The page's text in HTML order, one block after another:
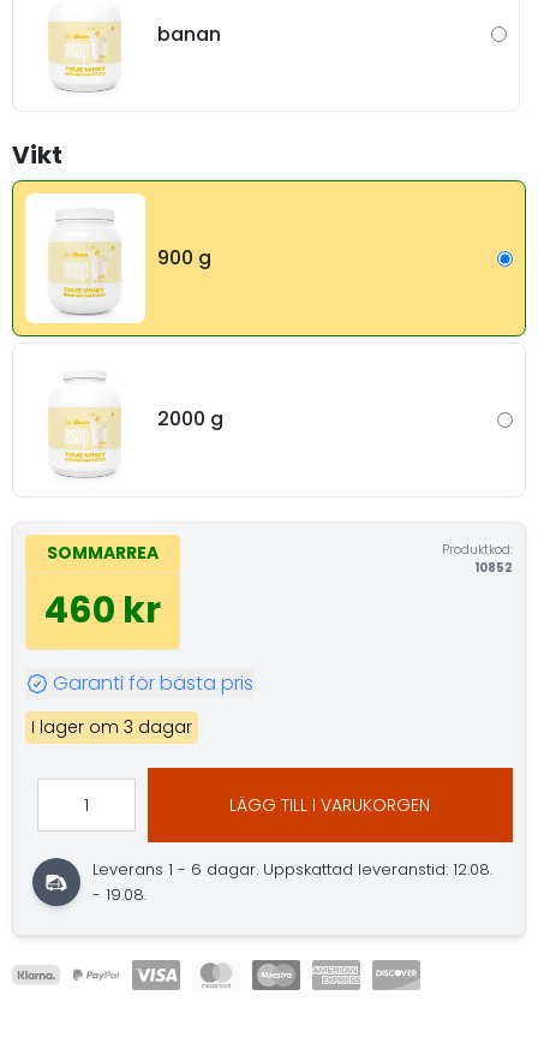
banan
Vikt
900 g
2000 g
SOMMARREA
460 kr
Produktkod:
10852
Garanti för bästa pris
I lager om 3 dagar
LÄGG TILL I VARUKORGEN
Leverans 1 - 6 dagar. Uppskattad leveranstid: 12.08.
- 19.08.